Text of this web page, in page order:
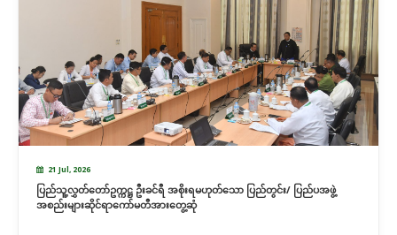
21 Jul, 2026
ပြည်သူ့လွှတ်တော်ဥက္ကဋ္ဌ ဦးခင်ရီ အစိုးရမဟုတ်သော ပြည်တွင်း/ ပြည်ပအဖွဲ့
အစည်းများဆိုင်ရာကော်မတီအားတွေ့ဆုံ